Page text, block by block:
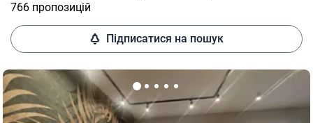
766 пропозицій
Підписатися на пошук